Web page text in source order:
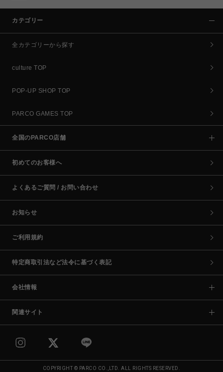
カテゴリー
全カテゴリーから探す
culture TOP
POP-UP SHOP TOP
PARCO GAMES TOP
全国のPARCO店舗
初めてのお客様へ
よくあるご質問 / お問い合わせ
お知らせ
ご利用規約
特定商取引法など法令に基づく表記
会社情報
関連サイト
COPYRIGHT © PARCO CO.,LTD. ALL RIGHTS RESERVED.